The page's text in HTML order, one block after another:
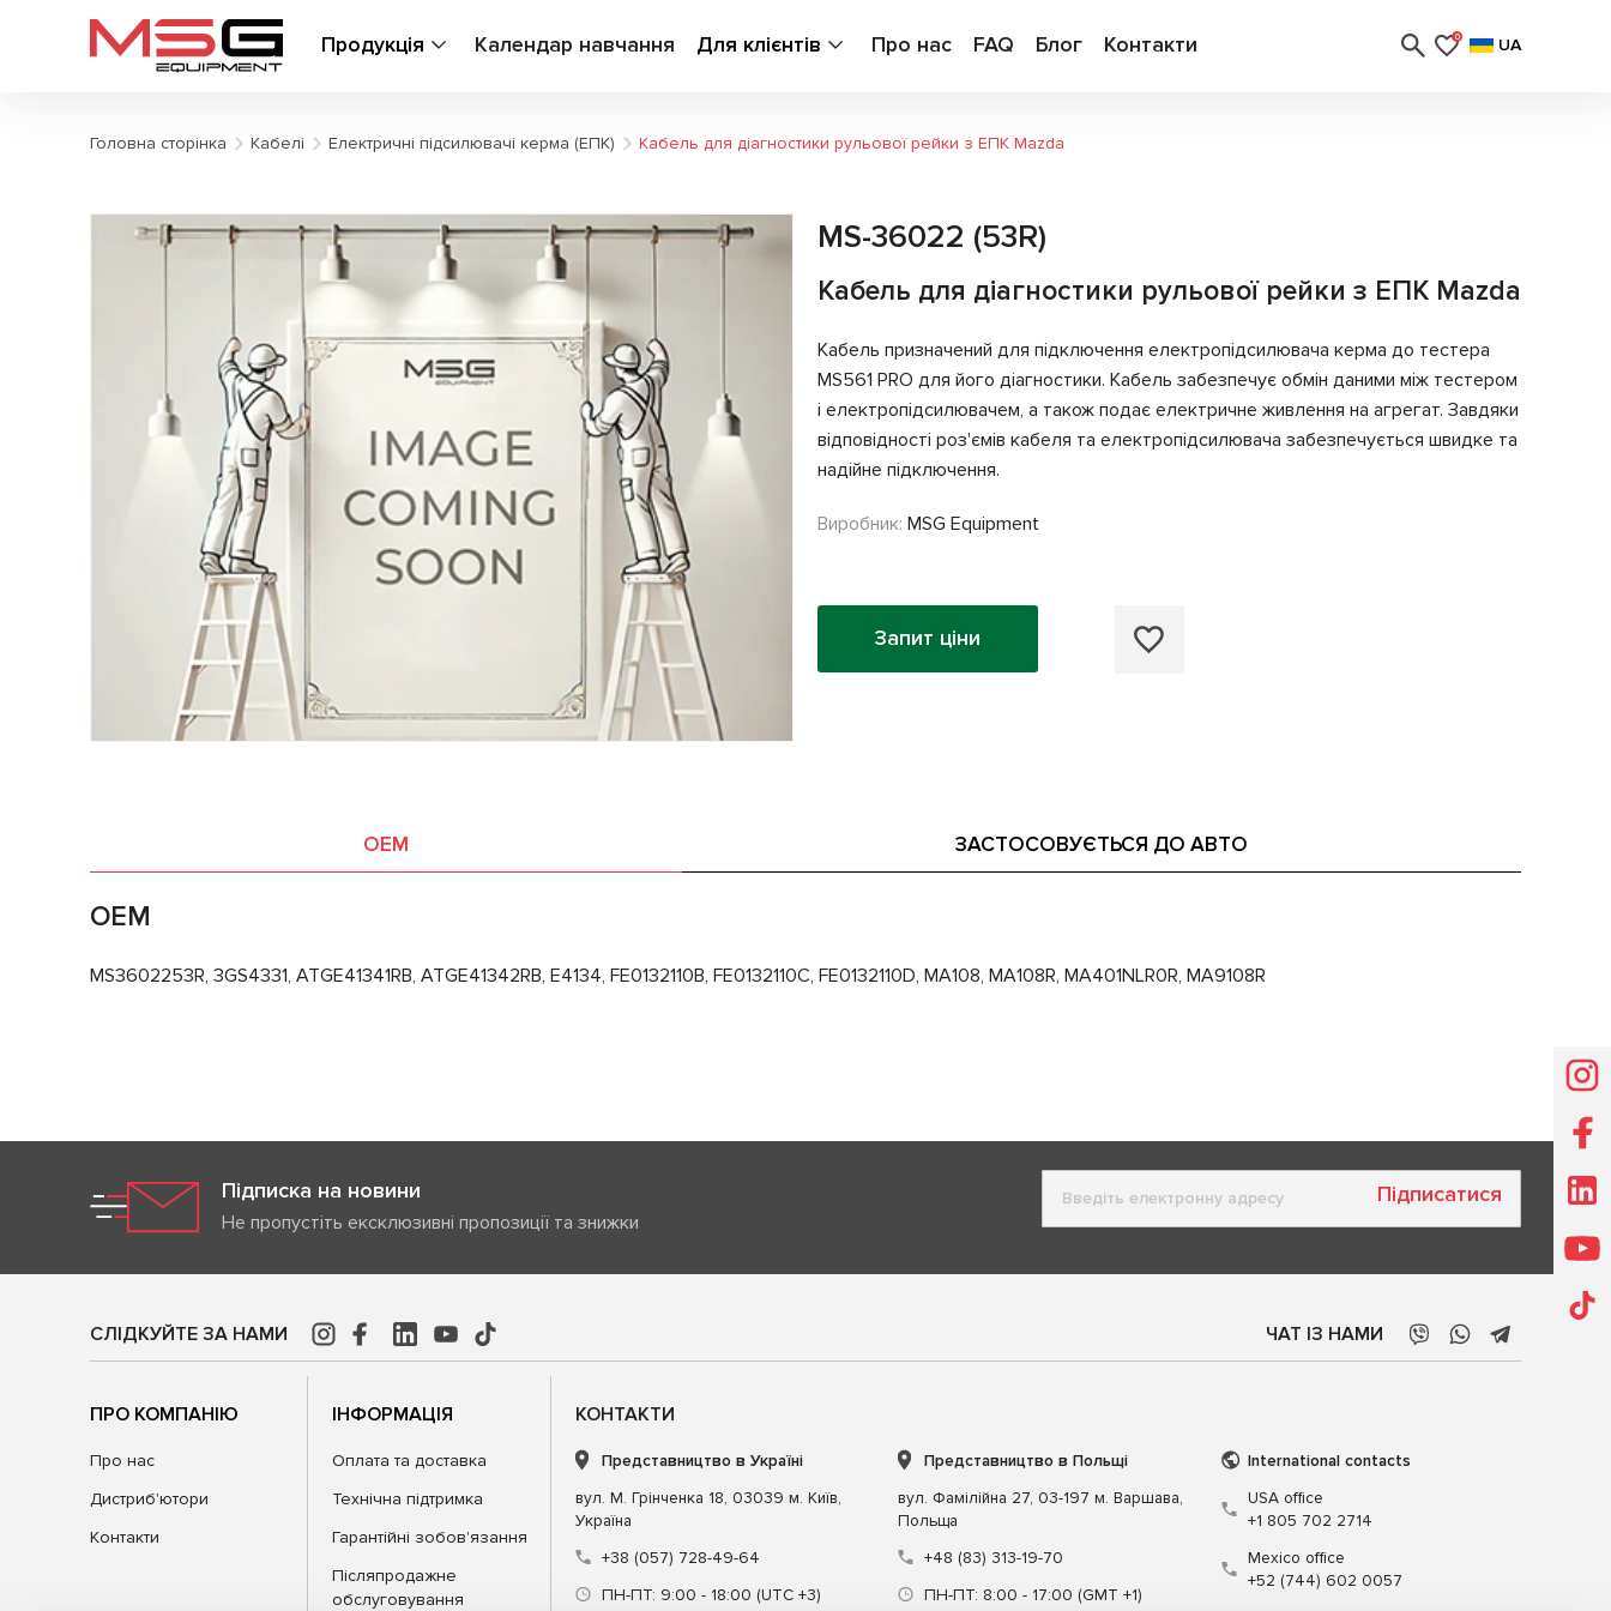
Продукція Календар навчання Для клієнтів Про нас FAQ Блог Контакти 0 UA
Головна сторінка Кабелі Електричні підсилювачі керма (ЕПК) Кабель для діагностики рульової рейки з ЕПК Mazda
MS-36022 (53R)
Кабель для діагностики рульової рейки з ЕПК Mazda
Кабель призначений для підключення електропідсилювача керма до тестера
MS561 PRO для його діагностики. Кабель забезпечує обмін даними між тестером
і електропідсилювачем, а також подає електричне живлення на агрегат. Завдяки
відповідності роз'ємів кабеля та електропідсилювача забезпечується швидке та
надійне підключення.
Виробник: MSG Equipment
Запит ціни
OEM ЗАСТОСОВУЄТЬСЯ ДО АВТО
OEM
MS3602253R, 3GS4331, ATGE41341RB, ATGE41342RB, E4134, FE0132110B, FE0132110C, FE0132110D, MA108, MA108R, MA401NLR0R, MA9108R
Підписка на новини
Не пропустіть ексклюзивні пропозиції та знижки
Підписатися
СЛІДКУЙТЕ ЗА НАМИ ЧАТ ІЗ НАМИ
ПРО КОМПАНІЮ
Про нас
Дистриб'ютори
Контакти
ІНФОРМАЦІЯ
Оплата та доставка
Технічна підтримка
Гарантійні зобов'язання
Післяпродажне
обслуговування
КОНТАКТИ
Представництво в Україні
вул. М. Грінченка 18, 03039 м. Київ,
Україна
+38 (057) 728-49-64
ПН-ПТ: 9:00 - 18:00 (UTC +3)
Представництво в Польщі
вул. Фамілійна 27, 03-197 м. Варшава,
Польща
+48 (83) 313-19-70
ПН-ПТ: 8:00 - 17:00 (GMT +1)
International contacts
USA office
+1 805 702 2714
Mexico office
+52 (744) 602 0057